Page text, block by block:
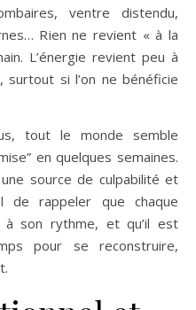
ventre distendu,
Rien ne revient « à la
L’énergie revient peu à
si l’on ne bénéficie
tout le monde semble
en quelques semaines.
source de culpabilité et
de rappeler que chaque
son rythme, et qu’il est
pour se reconstruire,